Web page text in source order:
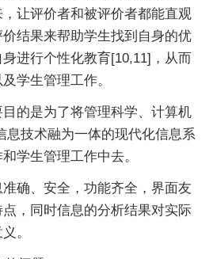
让评价者和被评价者都能直观
结果来帮助学生找到自身的优
进行个性化教育[10,11]，从而
学生管理工作。
是为了将管理科学、计算机
息技术融为一体的现代化信息系
学生管理工作中去。
、安全，功能齐全，界面友
，同时信息的分析结果对实际
。